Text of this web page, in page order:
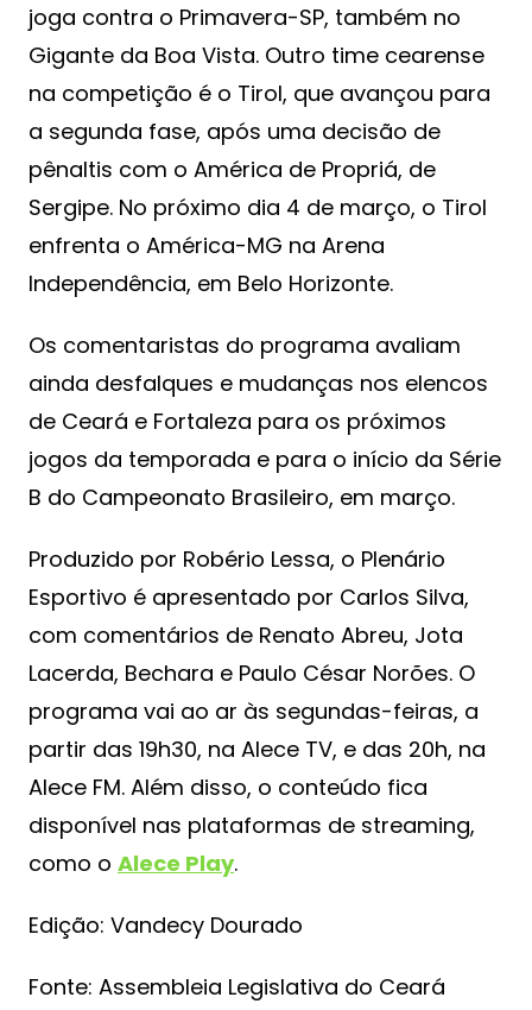
joga contra o Primavera-SP, também no
Gigante da Boa Vista. Outro time cearense
na competição é o Tirol, que avançou para
a segunda fase, após uma decisão de
pênaltis com o América de Propriá, de
Sergipe. No próximo dia 4 de março, o Tirol
enfrenta o América-MG na Arena
Independência, em Belo Horizonte.
Os comentaristas do programa avaliam
ainda desfalques e mudanças nos elencos
de Ceará e Fortaleza para os próximos
jogos da temporada e para o início da Série
B do Campeonato Brasileiro, em março.
Produzido por Robério Lessa, o Plenário
Esportivo é apresentado por Carlos Silva,
com comentários de Renato Abreu, Jota
Lacerda, Bechara e Paulo César Norões. O
programa vai ao ar às segundas-feiras, a
partir das 19h30, na Alece TV, e das 20h, na
Alece FM. Além disso, o conteúdo fica
disponível nas plataformas de streaming,
como o Alece Play.
Edição: Vandecy Dourado
Fonte: Assembleia Legislativa do Ceará